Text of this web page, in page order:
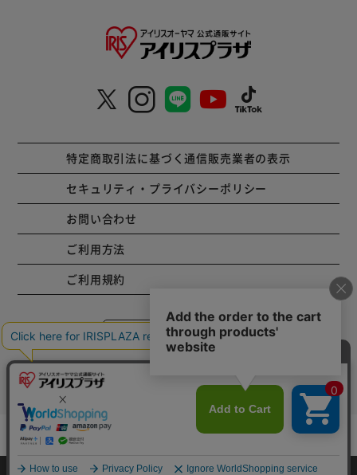
特定商取引法に基づく通信販売業者の表示
セキュリティ・プライバシーポリシー
お問い合わせ
ご利用方法
ご利用規約
コーポレートサイト
Copyright © 2001 IRISPLAZA. ALL Rights Reserved.